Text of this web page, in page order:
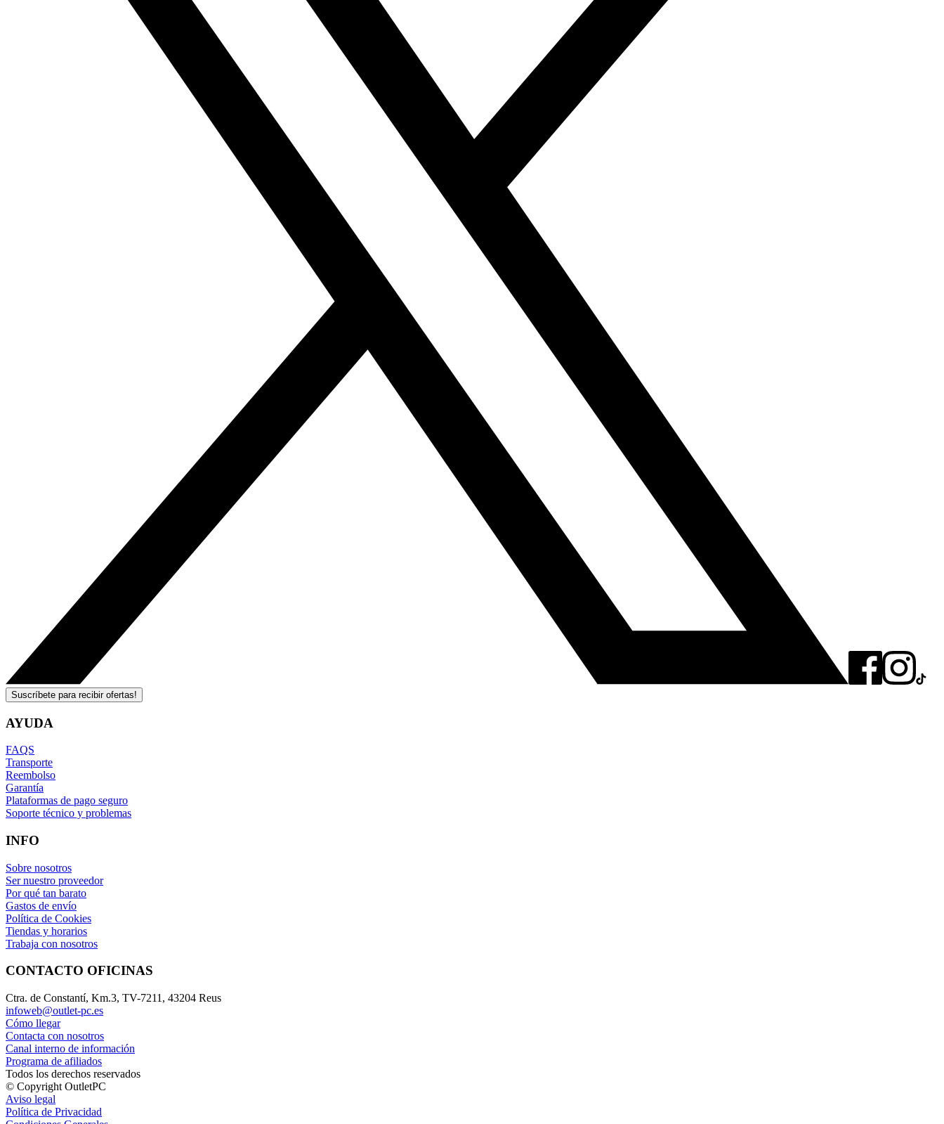
Suscríbete para recibir ofertas!
AYUDA
FAQS
Transporte
Reembolso
Garantía
Plataformas de pago seguro
Soporte técnico y problemas
INFO
Sobre nosotros
Ser nuestro proveedor
Por qué tan barato
Gastos de envío
Política de Cookies
Tiendas y horarios
Trabaja con nosotros
CONTACTO OFICINAS
Ctra. de Constantí, Km.3, TV-7211, 43204 Reus
infoweb@outlet-pc.es
Cómo llegar
Contacta con nosotros
Canal interno de información
Programa de afiliados
Todos los derechos reservados
© Copyright OutletPC
Aviso legal
Política de Privacidad